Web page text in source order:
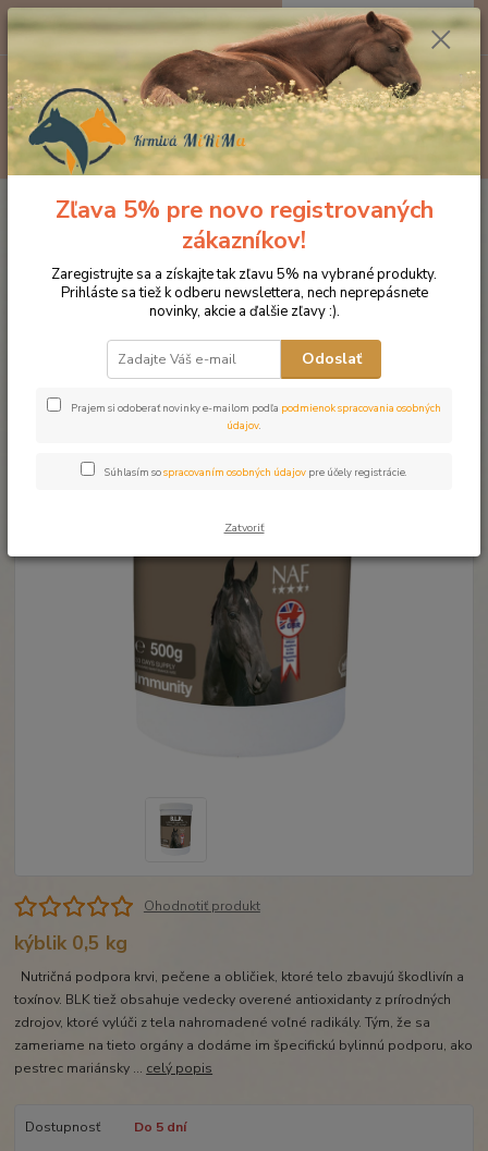
Menu
0ks
za0 €
Doplnky výživy Imunita
NAF BLK pre detoxikáciu organizmu a
regeneráciu pečene
NAF BLK pre detoxikáciu
organizmu a regeneráciu pečene
Ohodnotiť produkt
kýblik 0,5 kg
Nutričná podpora krvi, pečene a obličiek, ktoré telo zbavujú škodlivín a
toxínov. BLK tiež obsahuje vedecky overené antioxidanty z prírodných
zdrojov, ktoré vylúči z tela nahromadené voľné radikály. Tým, že sa
zameriame na tieto orgány a dodáme im špecifickú bylinnú podporu, ako
pestrec mariánsky ... celý popis
Dostupnosť Do 5 dní
Zľava 5% pre novo registrovaných
zákazníkov!
Zaregistrujte sa a získajte tak zľavu 5% na vybrané produkty.
Prihláste sa tiež k odberu newslettera, nech neprepásnete
novinky, akcie a ďalšie zľavy :).
Odoslať
Prajem si odoberať novinky e-mailom podľa podmienok spracovania osobných
údajov.
Súhlasím sospracovaním osobných údajov pre účely registrácie.
Zatvoriť